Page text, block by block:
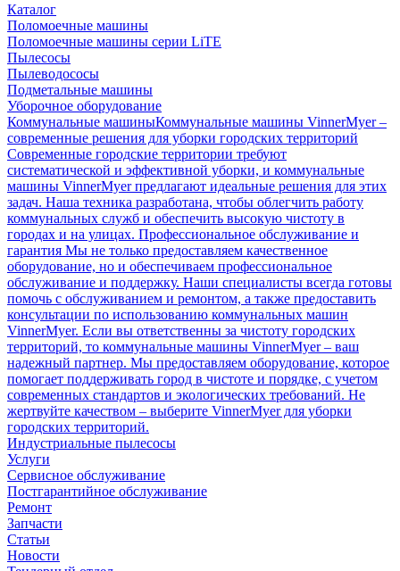
Каталог
Поломоечные машины
Поломоечные машины серии LiTE
Пылесосы
Пылеводососы
Подметальные машины
Уборочное оборудование
Коммунальные машиныКоммунальные машины VinnerMyer –
современные решения для уборки городских территорий
Современные городские территории требуют
систематической и эффективной уборки, и коммунальные
машины VinnerMyer предлагают идеальные решения для этих
задач. Наша техника разработана, чтобы облегчить работу
коммунальных служб и обеспечить высокую чистоту в
городах и на улицах. Профессиональное обслуживание и
гарантия Мы не только предоставляем качественное
оборудование, но и обеспечиваем профессиональное
обслуживание и поддержку. Наши специалисты всегда готовы
помочь с обслуживанием и ремонтом, а также предоставить
консультации по использованию коммунальных машин
VinnerMyer. Если вы ответственны за чистоту городских
территорий, то коммунальные машины VinnerMyer – ваш
надежный партнер. Мы предоставляем оборудование, которое
помогает поддерживать город в чистоте и порядке, с учетом
современных стандартов и экологических требований. Не
жертвуйте качеством – выберите VinnerMyer для уборки
городских территорий.
Индустриальные пылесосы
Услуги
Сервисное обслуживание
Постгарантийное обслуживание
Ремонт
Запчасти
Статьи
Новости